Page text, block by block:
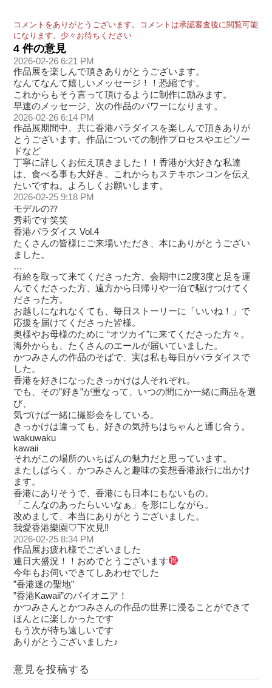
コメントをありがとうございます。コメントは承認審査後に閲覧可能
になります。少々お待ちください
4 件の意見
2026-02-26 6:21 PM
作品展を楽しんで頂きありがとうございます。
なんてなんて嬉しいメッセージ！！恐縮です。
これからもそう言って頂けるように制作に励みます。
早速のメッセージ、次の作品のパワーになります。
2026-02-26 6:14 PM
作品展期間中、共に香港パラダイスを楽しんで頂きありが
とうございます。作品についての制作プロセスやエピソー
ドなど
丁寧に詳しくお伝え頂きました！！香港が大好きな私達
は、食べる事も大好き。これからもステキホンコンを伝え
たいですね。よろしくお願いします。
2026-02-25 9:18 PM
モデルの⁇
秀莉です笑笑
香港パラダイス Vol.4
たくさんの皆様にご来場いただき、本にありがとうござい
ました。
…
有給を取って来てくださった方、会期中に2度3度と足を運
んでくださった方、遠方から日帰りや一泊で駆けつけてく
ださった方。
お越しになれなくても、毎日ストーリーに「いいね！」で
応援を届けてくださった皆様。
奥様やお母様のために “オツカイ”に来てくださった方々。
海外からも、たくさんのエールが届いていました。
かつみさんの作品のそばで、実は私も毎日がパラダイスで
した。
香港を好きになったきっかけは人それぞれ。
でも、その”好き”が重なって、いつの間にか一緒に商品を選
び、
気づけば一緒に撮影会をしている。
きっかけは違っても、好きの気持ちはちゃんと通じ合う。
wakuwaku
kawaii
それがこの場所のいちばんの魅力だと思っています。
またしばらく、かつみさんと趣味の妄想香港旅行に出かけ
ます。
香港にありそうで、香港にも日本にもないもの。
「こんなのあったらいいなぁ」を形にしながら。
改めまして、本当にありがとうございました。
我愛香港樂園♡下次見‼︎
2026-02-25 8:34 PM
作品展お疲れ様でございました
連日大盛況！！おめでとうございます
今年もお伺いできてしあわせでした
”香港迷の聖地”
”香港Kawaii”のパイオニア！
かつみさんとかつみさんの作品の世界に浸ることができて
ほんとに楽しかったです
もう次が待ち遠しいです
ありがとうございました♪
意見を投稿する